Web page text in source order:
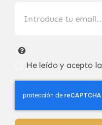
He leído y acepto la